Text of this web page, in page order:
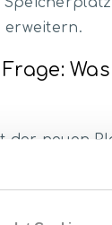
erweitern.
der neuen
wir